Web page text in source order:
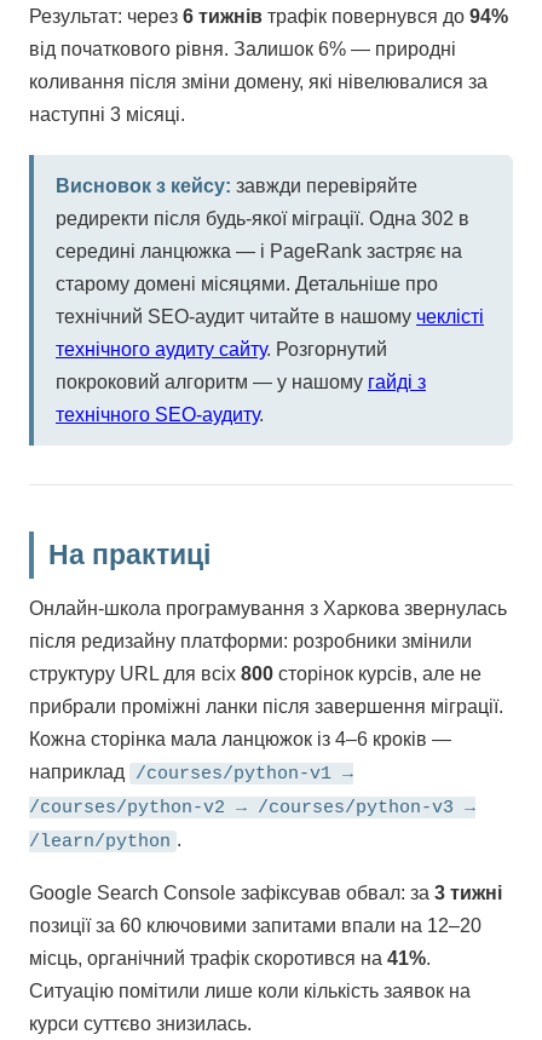
Результат: через 6 тижнів трафік повернувся до 94%
від початкового рівня. Залишок 6% — природні
коливання після зміни домену, які нівелювалися за
наступні 3 місяці.
Висновок з кейсу: завжди перевіряйте
редиректи після будь-якої міграції. Одна 302 в
середині ланцюжка — і PageRank застряє на
старому домені місяцями. Детальніше про
технічний SEO-аудит читайте в нашому чеклісті
технічного аудиту сайту. Розгорнутий
покроковий алгоритм — у нашому гайді з
технічного SEO-аудиту.
На практиці
Онлайн-школа програмування з Харкова звернулась
після редизайну платформи: розробники змінили
структуру URL для всіх 800 сторінок курсів, але не
прибрали проміжні ланки після завершення міграції.
Кожна сторінка мала ланцюжок із 4–6 кроків —
наприклад
/courses/python-v1 →
/courses/python-v2 → /courses/python-v3 →
/learn/python .
Google Search Console зафіксував обвал: за 3 тижні
позиції за 60 ключовими запитами впали на 12–20
місць, органічний трафік скоротився на 41%.
Ситуацію помітили лише коли кількість заявок на
курси суттєво знизилась.